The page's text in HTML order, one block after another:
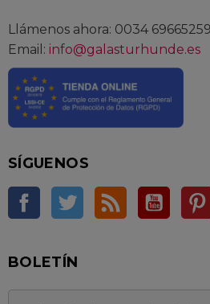
Llámenos ahora: 0034
Email: info@galasturhunde.es
SÍGUENOS
FacebookTwitter Rss
BOLETÍN